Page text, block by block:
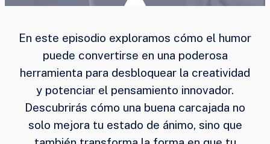
En este episodio exploramos cómo el humor
puede convertirse en una poderosa
herramienta para desbloquear la creatividad
y potenciar el pensamiento innovador.
Descubrirás cómo una buena carcajada no
solo mejora tu estado de ánimo, sino que